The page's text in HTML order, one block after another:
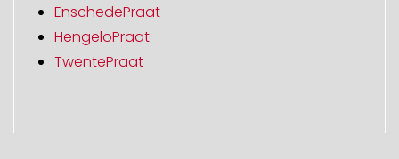
EnschedePraat
HengeloPraat
TwentePraat